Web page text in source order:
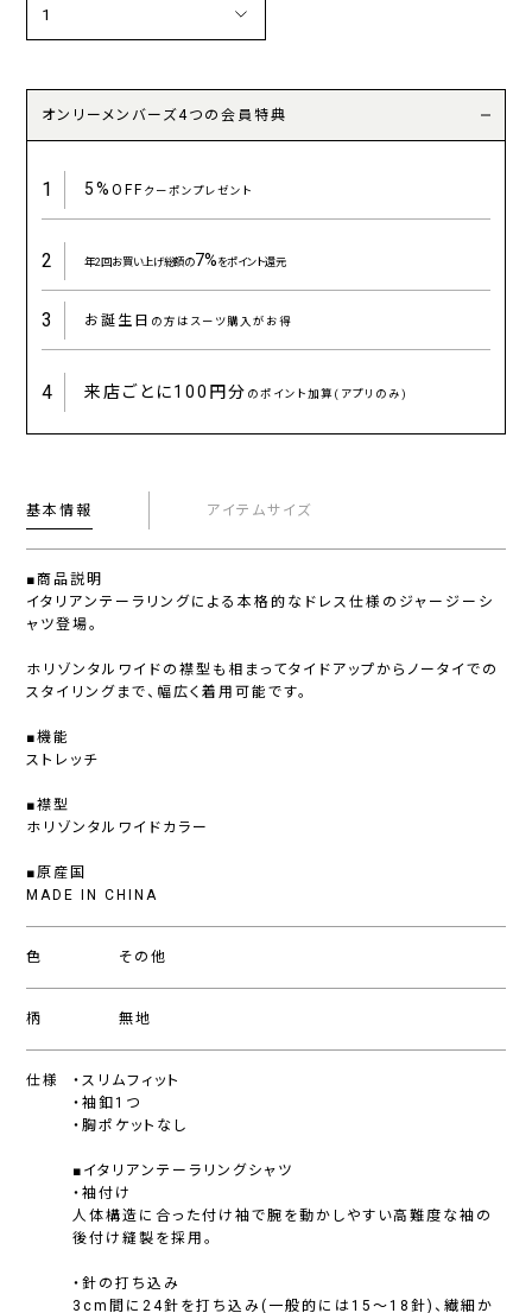
オンリーメンバーズ4つの会員特典
1 5%OFFクーポンプレゼント
2 年2回お買い上げ総額の7%をポイント還元
3 お誕生日 の方はスーツ購入がお得
4 来店ごとに100円分 のポイント加算(アプリのみ)
基本情報 アイテムサイズ
■商品説明
イタリアンテーラリングによる本格的なドレス仕様のジャージーシ
ャツ登場。
ホリゾンタルワイドの襟型も相まってタイドアップからノータイでの
スタイリングまで、幅広く着用可能です。
■機能
ストレッチ
■襟型
ホリゾンタルワイドカラー
■原産国
MADE IN CHINA
色 その他
柄 無地
仕様
・スリムフィット
・袖釦1つ
・胸ポケットなし
■イタリアンテーラリングシャツ
・袖付け
人体構造に合った付け袖で腕を動かしやすい高難度な袖の
後付け縫製を採用。
・針の打ち込み
3cm間に24針を打ち込み(一般的には15〜18針)、繊細か